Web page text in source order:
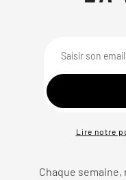
Lire notre
Chaque